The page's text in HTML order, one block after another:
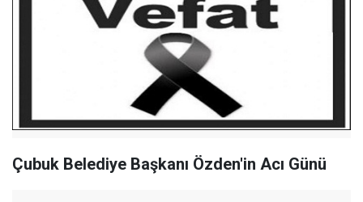
Çubuk Belediye Başkanı Özden'in Acı Günü